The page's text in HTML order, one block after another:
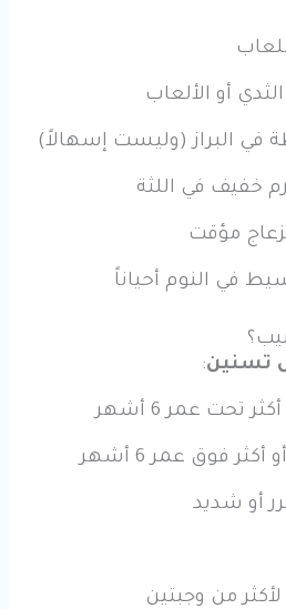
أو الألعاب
في البراز (وليست إسهالاً)
خفيف في اللثة
مؤقت
في النوم أحياناً
تسنين:
أو شديد
من وجبتين